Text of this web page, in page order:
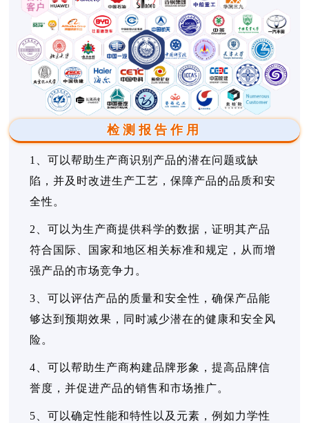
检测报告作用
1、可以帮助生产商识别产品的潜在问题或缺
陷，并及时改进生产工艺，保障产品的品质和安
全性。
2、可以为生产商提供科学的数据，证明其产品
符合国际、国家和地区相关标准和规定，从而增
强产品的市场竞争力。
3、可以评估产品的质量和安全性，确保产品能
够达到预期效果，同时减少潜在的健康和安全风
险。
4、可以帮助生产商构建品牌形象，提高品牌信
誉度，并促进产品的销售和市场推广。
5、可以确定性能和特性以及元素，例如力学性